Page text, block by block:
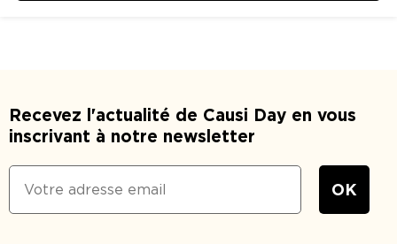
Recevez l'actualité de Causi Day en vous
inscrivant à notre newsletter